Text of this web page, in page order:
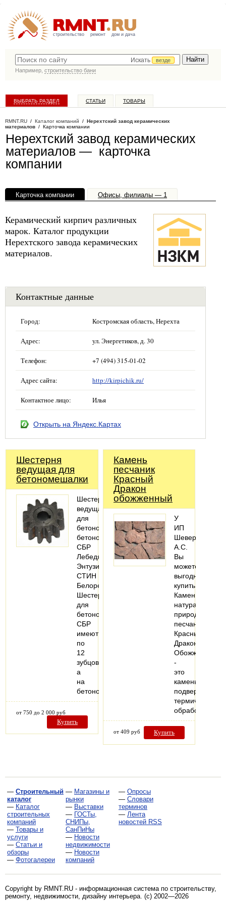
строительство ремонт дом и дача
Искать
везде
Например, строительство бани
ВЫБРАТЬ РАЗДЕЛ СТАТЬИ ТОВАРЫ
RMNT.RU / Каталог компаний / Нерехтский завод керамических
материалов / Карточка компании
Нерехтский завод керамических
материалов — карточка
компании
Карточка компании Офисы, филиалы — 1
Керамический кирпич различных
марок. Каталог продукции
Нерехтского завода керамических
материалов.
Контактные данные
Город: Костромская область, Нерехта
Адрес: ул. Энергетиков, д. 30
Телефон: +7 (494) 315-01-02
Адрес сайта: http://kirpichik.ru/
Контактное лицо: Илья
Открыть на Яндекс.Картах
Шестерня
ведущая для
бетономешалки
Шестерня
ведущая
для
бетономешалки,
бетоносмесителя
СБР
Лебедянь,
Энтузиаст
СТИН
Белорецк.
Шестерни
для
бетономешалок
СБР
имеют
по
12
зубцов,
а
на
бетономешалку…
от 750 до 2 000 руб
Купить
Камень
песчаник
Красный
Дракон
обожженный
У
ИП
Шеверев
А.С.
Вы
можете
выгодно
купить
Камень
натуральный
природный
песчаник
Красный
Дракон
Обожжённый
-
это
камень
подверженный
термической
обработке…
от 409 руб Купить
— Строительный
каталог
— Каталог
строительных
компаний
— Товары и
услуги
— Статьи и
обзоры
— Фотогалереи
— Магазины и
рынки
— Выставки
— ГОСТы,
СНИПы,
СанПиНы
— Новости
недвижимости
— Новости
компаний
— Опросы
— Словари
терминов
— Лента
новостей RSS
Copyright by RMNT.RU - информационная система по строительству,
ремонту, недвижимости, дизайну интерьера. (c) 2002—2026